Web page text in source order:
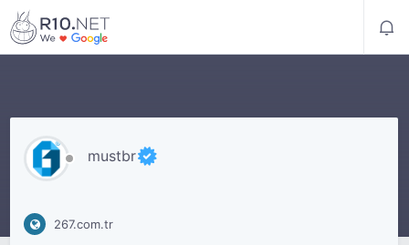
mustbr
267.com.tr